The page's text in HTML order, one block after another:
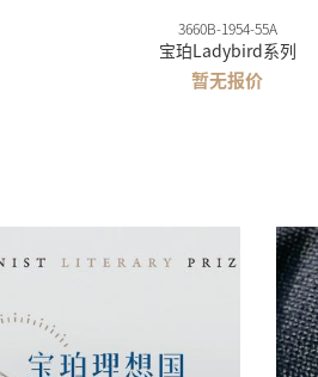
3660B-1954-55A
宝珀Ladybird系列
暂无报价